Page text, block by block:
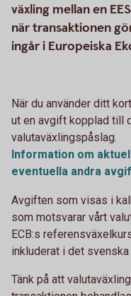
växling mellan en
när transaktionen
ingår i Europeiska
När du använder ditt
ut en avgift kopplad till
valutaväxlingspåslag.
Information om
eventuella andra
Avgiften som visas i
som motsvarar vårt
ECB:s
inkluderat i det
Tänk på att